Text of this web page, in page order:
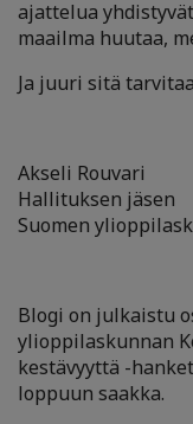
ajattelua
maailma huutaa,
Ja juuri sitä
Akseli Rouvari
Hallituksen jäsen
Suomen
Blogi on julkaistu
ylioppilaskunnan
kestävyyttä -
loppuun saakka.